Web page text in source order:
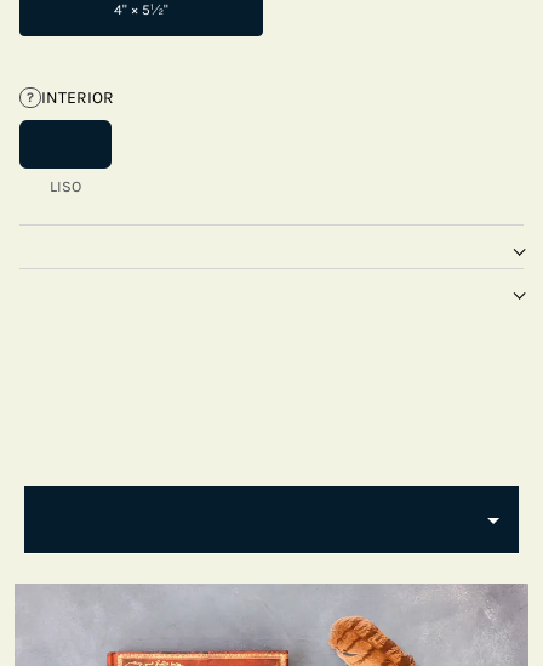
4" × 5½"
? INTERIOR
LISO